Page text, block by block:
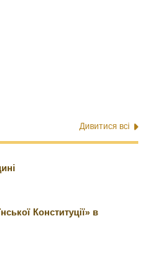
Дивитися всі
Конституції» в